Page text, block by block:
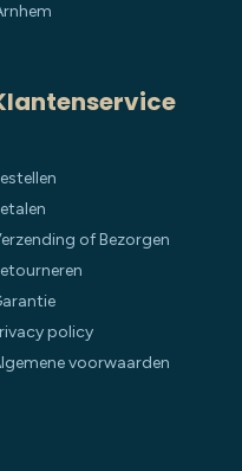
of Bezorgen
policy
voorwaarden